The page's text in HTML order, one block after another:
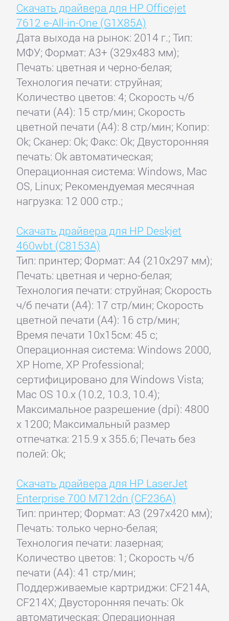
Скачать драйвера для HP Officejet
7612 e-All-in-One (G1X85A)
Дата выхода на рынок: 2014 г.; Тип:
МФУ; Формат: A3+ (329x483 мм);
Печать: цветная и черно-белая;
Технология печати: струйная;
Количество цветов: 4; Скорость ч/б
печати (А4): 15 стр/мин; Скорость
цветной печати (А4): 8 стр/мин; Копир:
Ok; Сканер: Ok; Факс: Ok; Двусторонняя
печать: Ok автоматическая;
Операционная система: Windows, Mac
OS, Linux; Рекомендуемая месячная
нагрузка: 12 000 стр.;
Скачать драйвера для HP Deskjet
460wbt (C8153A)
Тип: принтер; Формат: A4 (210x297 мм);
Печать: цветная и черно-белая;
Технология печати: струйная; Скорость
ч/б печати (А4): 17 стр/мин; Скорость
цветной печати (А4): 16 стр/мин;
Время печати 10x15см: 45 с;
Операционная система: Windows 2000,
XP Home, XP Professional;
сертифицировано для Windows Vista;
Mac OS 10.x (10.2, 10.3, 10.4);
Максимальное разрешение (dpi): 4800
x 1200; Максимальный размер
отпечатка: 215.9 x 355.6; Печать без
полей: Ok;
Скачать драйвера для HP LaserJet
Enterprise 700 M712dn (CF236A)
Тип: принтер; Формат: A3 (297x420 мм);
Печать: только черно-белая;
Технология печати: лазерная;
Количество цветов: 1; Скорость ч/б
печати (А4): 41 стр/мин;
Поддерживаемые картриджи: CF214A,
CF214X; Двусторонняя печать: Ok
автоматическая; Операционная